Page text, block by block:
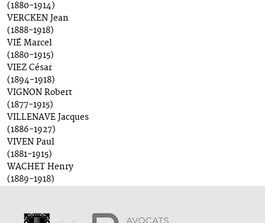
(1880-1914)
VERCKEN Jean
(1888-1918)
VIÉ Marcel
(1880-1915)
VIEZ César
(1894-1918)
VIGNON Robert
(1877-1915)
VILLENAVE Jacques
(1886-1927)
VIVEN Paul
(1881-1915)
WACHET Henry
(1889-1918)